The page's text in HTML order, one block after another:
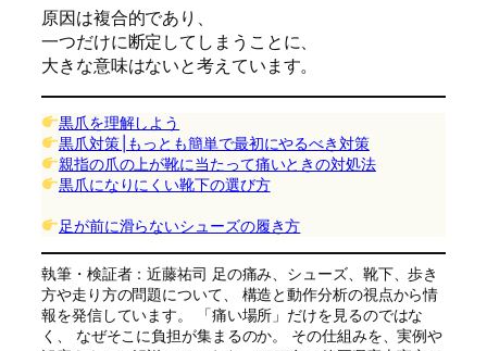
原因は複合的であり、
一つだけに断定してしまうことに、
大きな意味はないと考えています。
黒爪を理解しよう
黒爪対策│もっとも簡単で最初にやるべき対策
親指の爪の上が靴に当たって痛いときの対処法
黒爪になりにくい靴下の選び方
足が前に滑らないシューズの履き方
執筆・検証者：近藤祐司 足の痛み、シューズ、靴下、歩き
方や走り方の問題について、 構造と動作分析の視点から情
報を発信しています。 「痛い場所」だけを見るのではな
く、 なぜそこに負担が集まるのか。 その仕組みを、実例や